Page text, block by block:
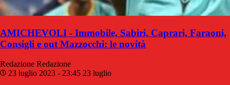
AMICHEVOLI - Immobile, Sabiri, Caprari, Faraoni,
Consigli e out Mazzocchi: le novità
Redazione Redazione
23 luglio 2023 - 23:45 23 luglio